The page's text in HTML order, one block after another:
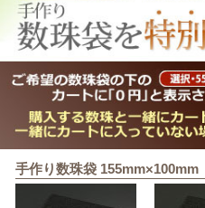
手作り数珠袋 155mm×100mm